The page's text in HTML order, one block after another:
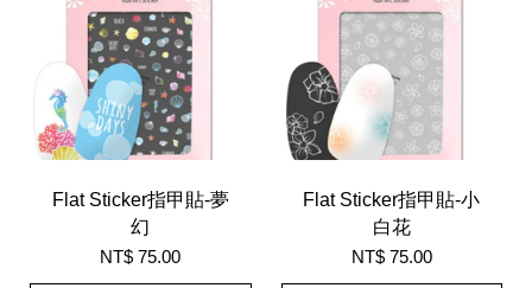
Flat Sticker指甲貼-夢
幻
NT$ 75.00
Flat Sticker指甲貼-小
白花
NT$ 75.00